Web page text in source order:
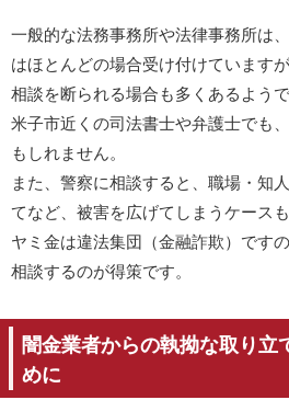
一般的な法務事務所や法律事務所は
はほとんどの場合受け付けています
相談を断られる場合も多くあるようで
米子市近くの司法書士や弁護士でも
もしれません。
また、警察に相談すると、職場・知
てなど、被害を広げてしまうケース
ヤミ金は違法集団（金融詐欺）です
相談するのが得策です。
闇金業者からの執拗な取り立
めに